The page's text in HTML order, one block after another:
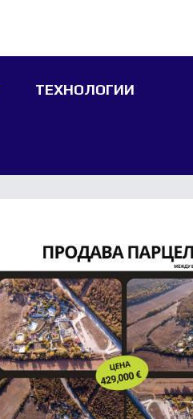
ТЕХНОЛОГИИ